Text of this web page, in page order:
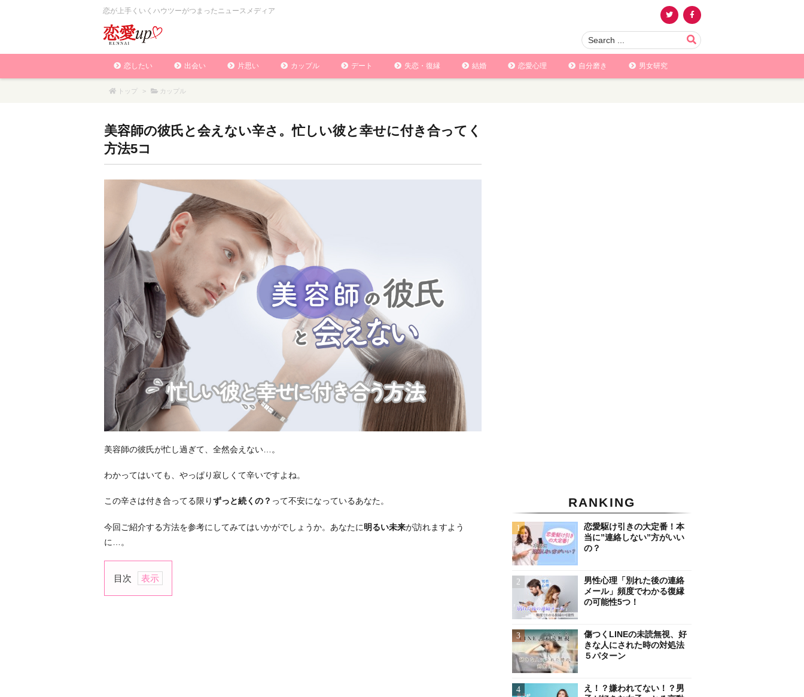
恋が上手くいくハウツーがつまったニュースメディア
恋したい 出会い 片思い カップル デート 失恋・復縁 結婚 恋愛心理 自分磨き 男女研究
トップ > カップル
美容師の彼氏と会えない辛さ。忙しい彼と幸せに付き合ってく
方法5コ
美容師の彼氏が忙し過ぎて、全然会えない…。
わかってはいても、やっぱり寂しくて辛いですよね。
この辛さは付き合ってる限りずっと続くの？ って不安になっているあなた。
今回ご紹介する方法を参考にしてみてはいかがでしょうか。あなたに明るい未来が訪れますよう
に…。
目次
1.
RANKING
恋愛駆け引きの大定番！本
当に”連絡しない”方がいい
の？
男性心理「別れた後の連絡
メール」頻度でわかる復縁
の可能性5つ！
傷つくLINEの未読無視、好
きな人にされた時の対処法
５パターン
え！？嫌われてない！？男